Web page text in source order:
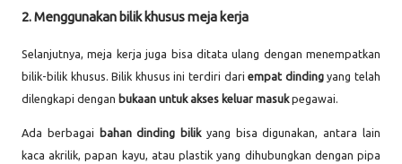
2. Menggunakan bilik khusus meja kerja
Selanjutnya, meja kerja juga bisa ditata ulang dengan menempatkan
bilik-bilik khusus. Bilik khusus ini terdiri dariempat dindingyang telah
dilengkapi dengan bukaan untuk akses keluar masukpegawai.
Ada berbagai bahan dinding bilikyang bisa digunakan, antara lain
kaca akrilik, papan kayu, atau plastik yang dihubungkan dengan pipa